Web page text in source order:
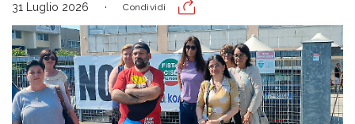
31 Luglio 2026 Condividi